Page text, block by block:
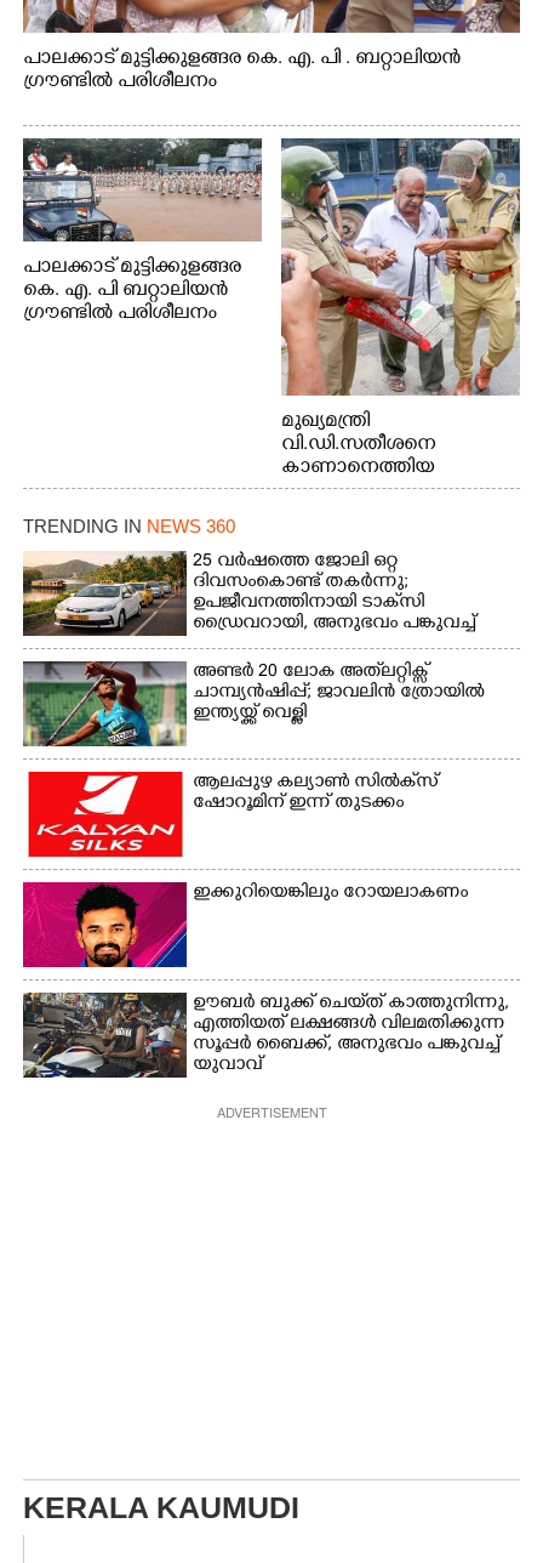
പാലക്കാട് മുട്ടിക്കുളങ്ങര കെ. എ. പി . ബറ്റാലിയൻ
ഗ്രൗണ്ടിൽ പരിശീലനം
പാലക്കാട് മുട്ടിക്കുളങ്ങര
കെ. എ. പി ബറ്റാലിയൻ
ഗ്രൗണ്ടിൽ പരിശീലനം
മുഖ്യമന്ത്രി
വി.ഡി.സതീശനെ
കാണാനെത്തിയ
മോഹനൻ നായർ
TRENDING IN NEWS 360
25 വർഷത്തെ ജോലി ഒറ്റ
ദിവസംകൊണ്ട് തകർന്നു;
ഉപജീവനത്തിനായി ടാക്‌സി
ഡ്രൈവറായി,​ അനുഭവം പങ്കുവച്ച്
യുവതി
അണ്ടർ 20 ലോക അത്‌ലറ്റിക്സ്
ചാമ്പ്യൻഷിപ്പ്; ജാവലിൻ ത്രോയിൽ
ഇന്ത്യയ്ക്ക് വെള്ളി
ആലപ്പുഴ കല്യാൺ സിൽക്‌സ്
ഷോറൂമിന് ഇന്ന് തുടക്കം
ഇക്കുറിയെങ്കിലും റോയലാകണം
ഊബർ ബുക്ക് ചെയ്‌ത് കാത്തുനിന്നു,​
എത്തിയത് ലക്ഷങ്ങൾ വിലമതിക്കുന്ന
സൂപ്പർ ബൈക്ക്,​ അനുഭവം പങ്കുവച്ച്
യുവാവ്
ADVERTISEMENT
KERALA KAUMUDI